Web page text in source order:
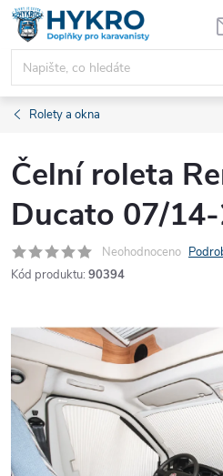
Přejít
obsah
Rolety a okna
Čelní roleta
Ducato 07/
Neohodnoceno
Kód produktu: 90394